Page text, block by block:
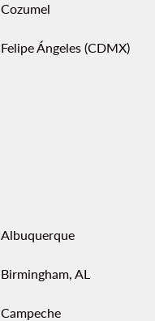
Cozumel
Felipe Ángeles (CDMX)
Albuquerque
Birmingham, AL
Campeche